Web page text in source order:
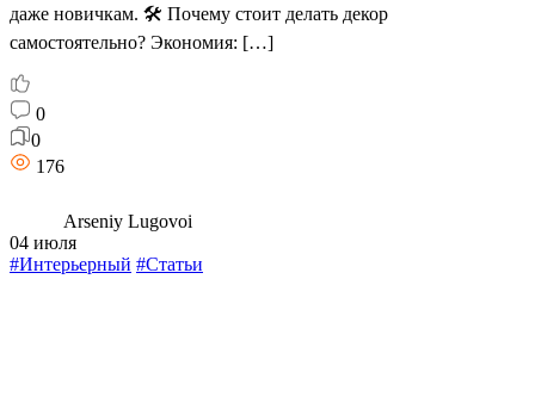
даже новичкам. 🛠️ Почему стоит делать декор
самостоятельно? Экономия: […]
0
0
176
Arseniy Lugovoi
04 июля
#Интерьерный #Статьи